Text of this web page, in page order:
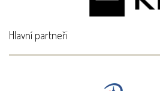
Hlavní partneři